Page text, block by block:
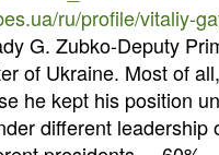
ru/profile/vitaliy-
G. Zubko-Deputy
of Ukraine. Most of
he kept his position
different leadership